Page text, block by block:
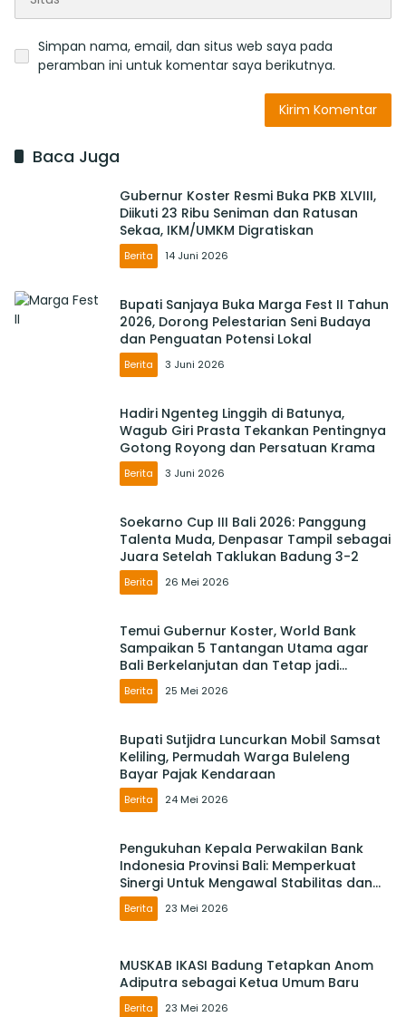
Simpan nama, email, dan situs web saya pada
peramban ini untuk komentar saya berikutnya.
Baca Juga
Gubernur Koster Resmi Buka PKB XLVIII,
Diikuti 23 Ribu Seniman dan Ratusan
Sekaa, IKM/UMKM Digratiskan
Berita 14 Juni 2026
Bupati Sanjaya Buka Marga Fest II Tahun
2026, Dorong Pelestarian Seni Budaya
dan Penguatan Potensi Lokal
Berita 3 Juni 2026
Hadiri Ngenteg Linggih di Batunya,
Wagub Giri Prasta Tekankan Pentingnya
Gotong Royong dan Persatuan Krama
Berita 3 Juni 2026
Soekarno Cup III Bali 2026: Panggung
Talenta Muda, Denpasar Tampil sebagai
Juara Setelah Taklukan Badung 3-2
Berita 26 Mei 2026
Temui Gubernur Koster, World Bank
Sampaikan 5 Tantangan Utama agar
Bali Berkelanjutan dan Tetap jadi
Primadona
Berita 25 Mei 2026
Bupati Sutjidra Luncurkan Mobil Samsat
Keliling, Permudah Warga Buleleng
Bayar Pajak Kendaraan
Berita 24 Mei 2026
Pengukuhan Kepala Perwakilan Bank
Indonesia Provinsi Bali: Memperkuat
Sinergi Untuk Mengawal Stabilitas dan
Mendorong Pertumbuhan Ekonomi Bali
Berita 23 Mei 2026
MUSKAB IKASI Badung Tetapkan Anom
Adiputra sebagai Ketua Umum Baru
Berita 23 Mei 2026